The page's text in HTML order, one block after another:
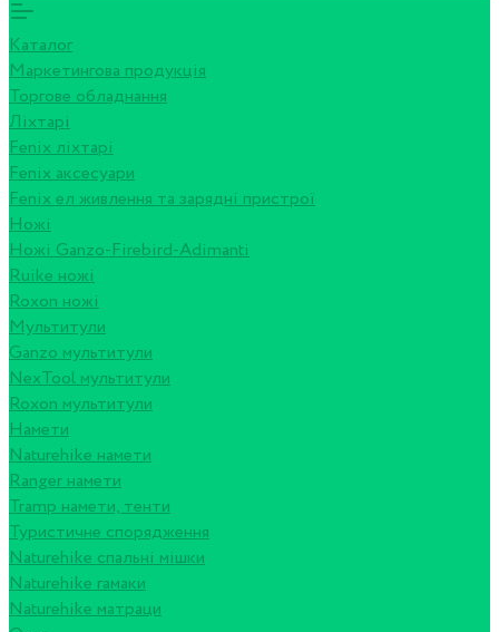
Каталог
Маркетингова продукція
Торгове обладнання
Ліхтарі
Fenix ліхтарі
Fenix аксесуари
Fenix ел живлення та зарядні пристрої
Ножі
Ножі Ganzo-Firebird-Adimanti
Ruike ножі
Roxon ножi
Мультитули
Ganzo мультитули
NexTool мультитули
Roxon мультитули
Намети
Naturehike намети
Ranger намети
Tramp намети, тенти
Туристичне спорядження
Naturehike спальні мішки
Naturehike гамаки
Naturehike матраци